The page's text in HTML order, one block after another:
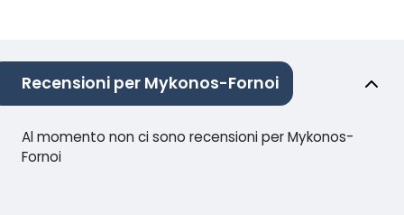
Recensioni per Mykonos-Fornoi
Al momento non ci sono recensioni per Mykonos-
Fornoi